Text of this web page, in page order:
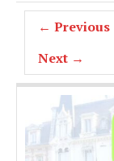
← Previous
Next →